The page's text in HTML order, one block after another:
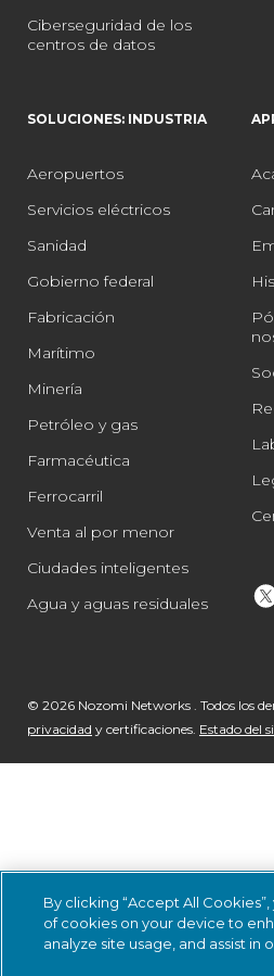
Ciberseguridad de los
centros de datos
SOLUCIONES: INDUSTRIA
Aeropuertos
Servicios eléctricos
Sanidad
Gobierno federal
Fabricación
Marítimo
Minería
Petróleo y gas
Farmacéutica
Ferrocarril
Venta al por menor
Ciudades inteligentes
Agua y aguas residuales
© 2026 Nozomi Networks . Todos los
privacidad y certificaciones. Estado del
By clicking “Accept All
of cookies on your device to
analyze site usage, and assist in